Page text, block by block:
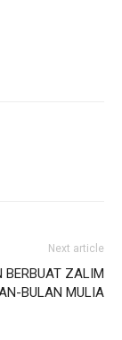
Next article
BERBUAT ZALIM
BULAN MULIA